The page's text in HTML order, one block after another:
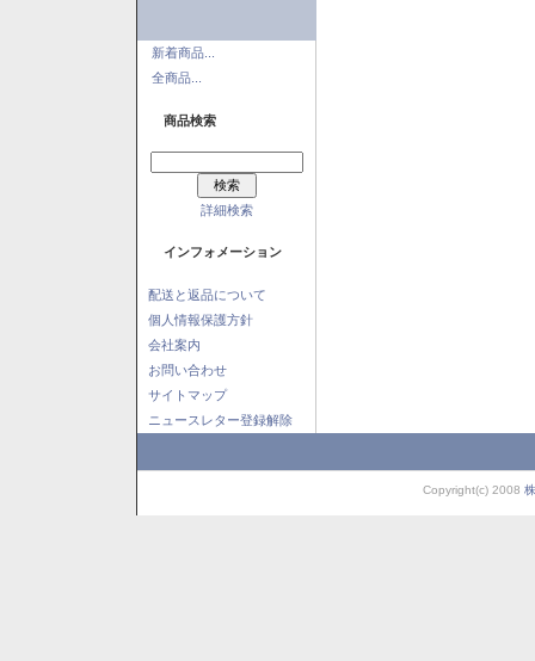
新着商品...
全商品...
商品検索
詳細検索
インフォメーション
配送と返品について
個人情報保護方針
会社案内
お問い合わせ
サイトマップ
ニュースレター登録解除
Copyright(c) 2008